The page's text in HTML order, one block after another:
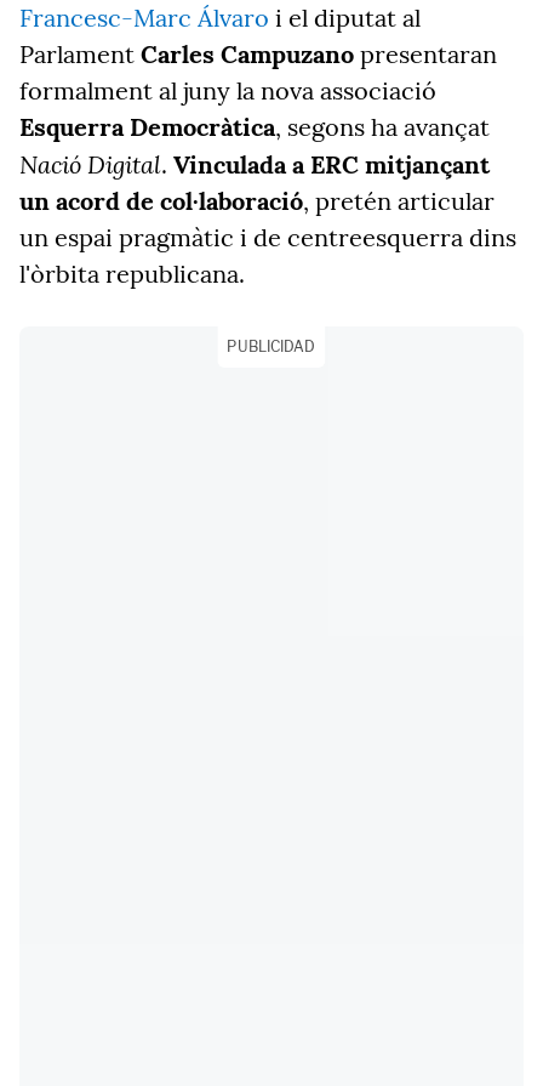
Francesc-Marc Álvaro i el diputat al
Parlament Carles Campuzano presentaran
formalment al juny la nova associació
Esquerra Democràtica, segons ha avançat
Nació Digital. Vinculada a ERC mitjançant
un acord de col·laboració, pretén articular
un espai pragmàtic i de centreesquerra dins
l'òrbita republicana.
PUBLICIDAD